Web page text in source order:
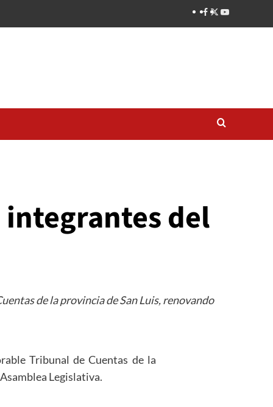
integrantes del
de la provincia de San Luis, renovando
Tribunal de Cuentas de la
Legislativa.